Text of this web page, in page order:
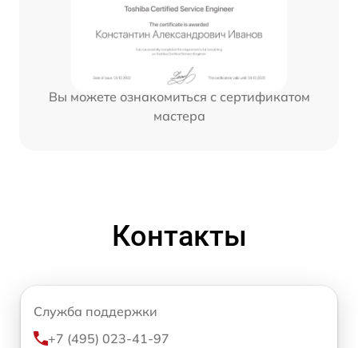
Вы можете ознакомиться с сертификатом
мастера
Контакты
Служба поддержки
+7 (495) 023-41-97